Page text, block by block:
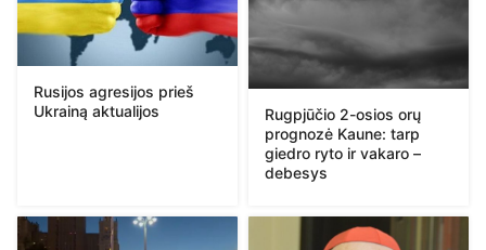
Rusijos agresijos prieš
Ukrainą aktualijos
Rugpjūčio 2-osios orų
prognozė Kaune: tarp
giedro ryto ir vakaro –
debesys